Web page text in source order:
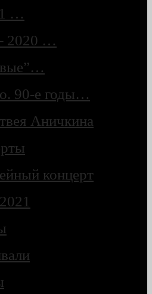
…
2020 …
90-е годы…
Аничкина
концерт